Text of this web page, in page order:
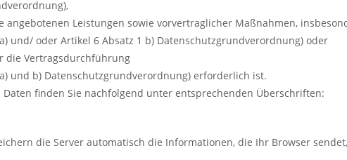
angebotenen Leistungen sowie vorvertraglicher Maßnahmen,
und/ oder Artikel 6 Absatz 1 b) Datenschutzgrundverordnung) oder
die Vertragsdurchführung
und b) Datenschutzgrundverordnung) erforderlich ist.
finden Sie nachfolgend unter entsprechenden Überschriften:
die Server automatisch die Informationen, die Ihr Browser